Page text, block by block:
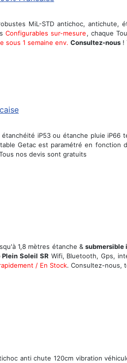
MiL-STD antichoc, antichute,
Configurables sur-mesure, chaque
sous 1 semaine env. Consultez-nous !
iP53 ou étanche pluie
Getac est paramétré en fonction
nos devis sont gratuits
1,8 mètres étanche &submersible
Soleil SR Wifi, Bluetooth, Gps,
/ En Stock. Consultez-nous,
anti chute 120cm vibration